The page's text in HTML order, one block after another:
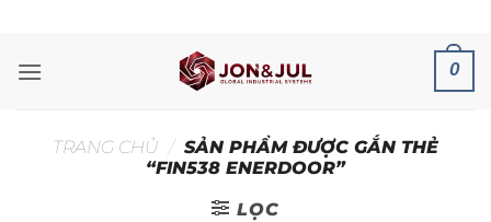
nội
0
TRANG CHỦ / SẢN PHẨM ĐƯỢC GẮN THẺ
“FIN538 ENERDOOR”
LỌC